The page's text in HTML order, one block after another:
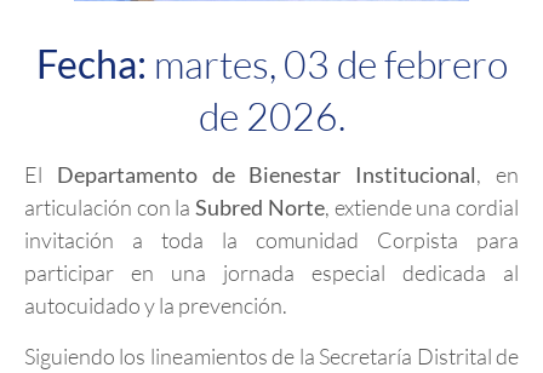
Fecha: martes, 03 de febrero
de 2026.
El Departamento de Bienestar Institucional, en
articulación con laSubred Norte, extiende una cordial
invitación a toda la comunidad Corpista para
participar en una jornada especial dedicada al
autocuidado y la prevención.
Siguiendo los lineamientos de la Secretaría Distrital de